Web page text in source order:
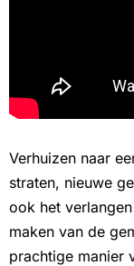
Verhuizen naar
straten, nieuwe
ook het
maken van de
prachtige manier